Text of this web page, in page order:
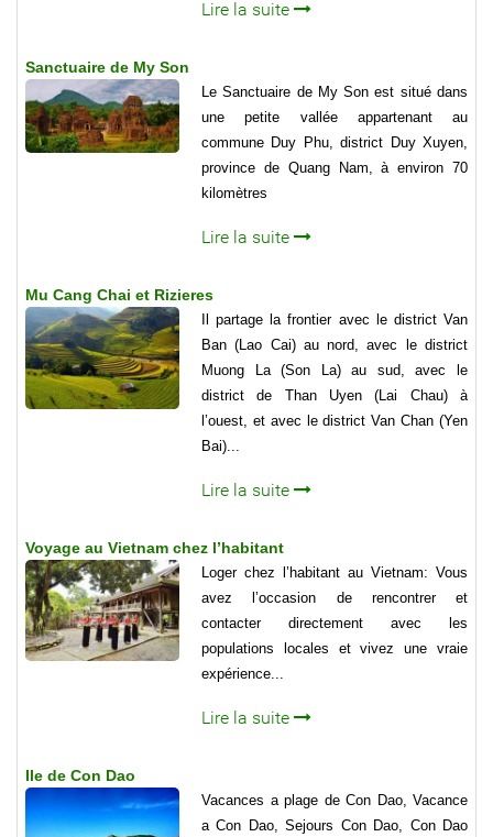
Lire la suite
Sanctuaire de My Son
Le Sanctuaire de My Son est situé dans
une petite vallée appartenant au
commune Duy Phu, district Duy Xuyen,
province de Quang Nam, à environ 70
kilomètres
Lire la suite
Mu Cang Chai et Rizieres
Il partage la frontier avec le district Van
Ban (Lao Cai) au nord, avec le district
Muong La (Son La) au sud, avec le
district de Than Uyen (Lai Chau) à
l’ouest, et avec le district Van Chan (Yen
Bai)...
Lire la suite
Voyage au Vietnam chez l’habitant
Loger chez l’habitant au Vietnam: Vous
avez l’occasion de rencontrer et
contacter directement avec les
populations locales et vivez une vraie
expérience...
Lire la suite
Ile de Con Dao
Vacances a plage de Con Dao, Vacance
a Con Dao, Sejours Con Dao, Con Dao